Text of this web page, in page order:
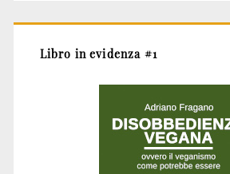
Libro in evidenza #1